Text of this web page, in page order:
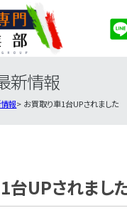
ン査定
績
新情報
報 お買取り車1台UPされました
台UPされまし